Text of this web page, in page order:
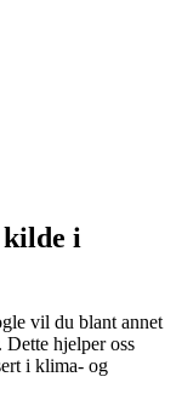
i
vil du blant annet
hjelper oss
i klima- og